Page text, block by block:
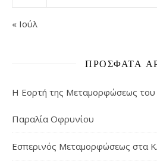
« Ιούλ
ΠΡΌΣΦΑΤΑ
Η Εορτή της Μεταμορφώσεως
Παραλία Οφρυνίου
Εσπερινός Μεταμορφώσεως στα